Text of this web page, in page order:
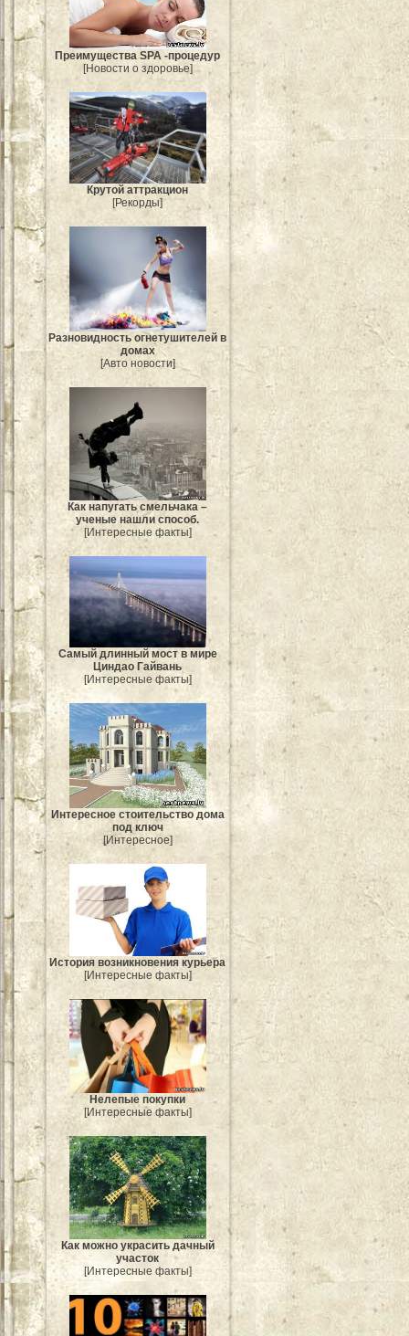
Преимущества SPA -процедур
[Новости о здоровье]
Крутой аттракцион
[Рекорды]
Разновидность огнетушителей в
домах
[Авто новости]
Как напугать смельчака –
ученые нашли способ.
[Интересные факты]
Самый длинный мост в мире
Циндао Гайвань
[Интересные факты]
Интересное стоительство дома
под ключ
[Интересное]
История возникновения курьера
[Интересные факты]
Нелепые покупки
[Интересные факты]
Как можно украсить дачный
участок
[Интересные факты]